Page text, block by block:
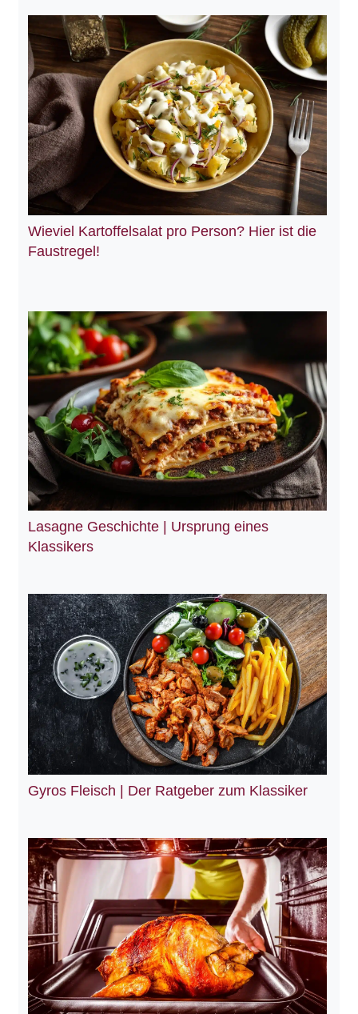
Wieviel Kartoffelsalat pro Person? Hier ist die
Faustregel!
Lasagne Geschichte | Ursprung eines
Klassikers
Gyros Fleisch | Der Ratgeber zum Klassiker